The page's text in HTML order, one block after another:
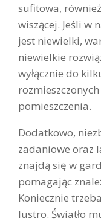
sufitowa,
wiszącej. Jeśli w
jest niewielki,
niewielkie
wyłącznie do
pomieszczenia.
Dodatkowo,
zadaniowe oraz
znajdą się w
pomagając
Koniecznie
lustro. Światło